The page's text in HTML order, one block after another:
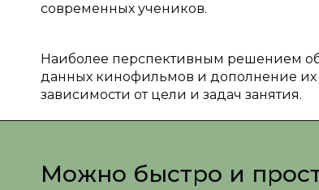
современных учеников.
Наиболее перспективным решением
данных кинофильмов и дополнение их
зависимости от цели и задач занятия.
Можно быстро и